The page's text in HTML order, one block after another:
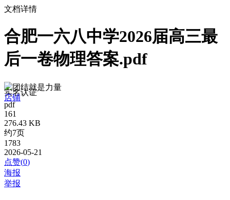
文档详情
合肥一六八中学2026届高三最
后一卷物理答案.pdf
团结就是力量
实名认证
店铺
pdf
161
276.43 KB
约7页
1783
2026-05-21
点赞(0)
海报
举报